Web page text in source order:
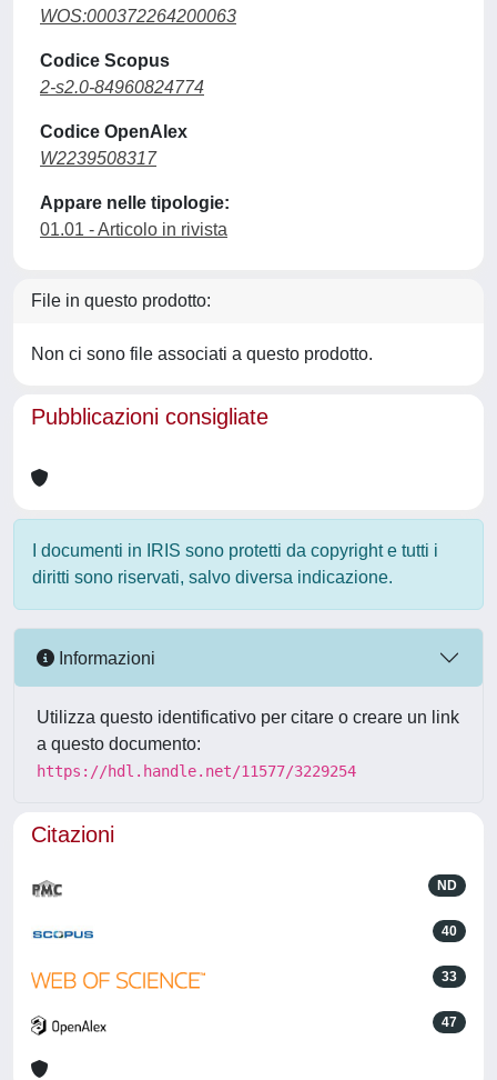
WOS:000372264200063
Codice Scopus
2-s2.0-84960824774
Codice OpenAlex
W2239508317
Appare nelle tipologie:
01.01 - Articolo in rivista
File in questo prodotto:
Non ci sono file associati a questo prodotto.
Pubblicazioni consigliate
I documenti in IRIS sono protetti da copyright e tutti i
diritti sono riservati, salvo diversa indicazione.
Informazioni
Utilizza questo identificativo per citare o creare un link
a questo documento:
https://hdl.handle.net/11577/3229254
Citazioni
ND
40
33
47